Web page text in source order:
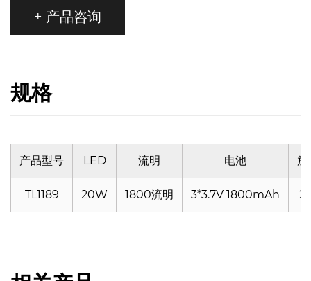
+ 产品咨询
规格
产品型号 LED 流明 电池 放
TL1189 20W 1800流明 3*3.7V 1800mAh